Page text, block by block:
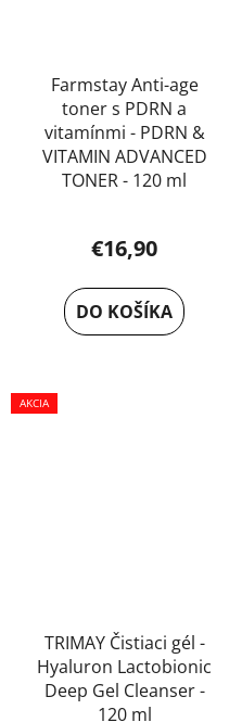
Farmstay Anti-age
toner s PDRN a
vitamínmi - PDRN &
VITAMIN ADVANCED
TONER - 120 ml
€16,90
DO KOŠÍKA
AKCIA
TRIMAY Čistiaci gél -
Hyaluron Lactobionic
Deep Gel Cleanser -
120 ml